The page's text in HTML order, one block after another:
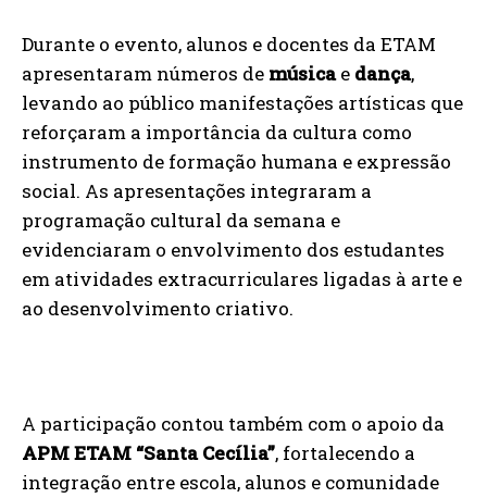
Durante o evento, alunos e docentes da ETAM
apresentaram números de músicae dança,
levando ao público manifestações artísticas que
reforçaram a importância da cultura como
instrumento de formação humana e expressão
social. As apresentações integraram a
programação cultural da semana e
evidenciaram o envolvimento dos estudantes
em atividades extracurriculares ligadas à arte e
ao desenvolvimento criativo.
A participação contou também com o apoio da
APM ETAM “Santa Cecília”, fortalecendo a
integração entre escola, alunos e comunidade